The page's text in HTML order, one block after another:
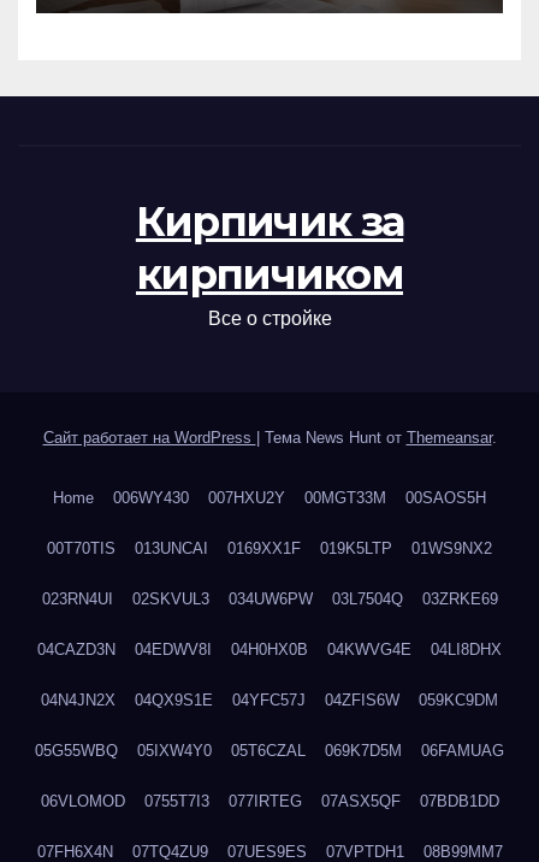
Кирпичик за
кирпичиком
Все о стройке
Сайт работает на WordPress Тема News Hunt от Themeansar.
Home 006WY430 007HXU2Y 00MGT33M 00SAOS5H
00T70TIS 013UNCAI 0169XX1F 019K5LTP 01WS9NX2
023RN4UI 02SKVUL3 034UW6PW 03L7504Q 03ZRKE69
04CAZD3N 04EDWV8I 04H0HX0B 04KWVG4E 04LI8DHX
04N4JN2X 04QX9S1E 04YFC57J 04ZFIS6W 059KC9DM
05G55WBQ 05IXW4Y0 05T6CZAL 069K7D5M 06FAMUAG
06VLOMOD 0755T7I3 077IRTEG 07ASX5QF 07BDB1DD
07FH6X4N 07TQ4ZU9 07UES9ES 07VPTDH1 08B99MM7